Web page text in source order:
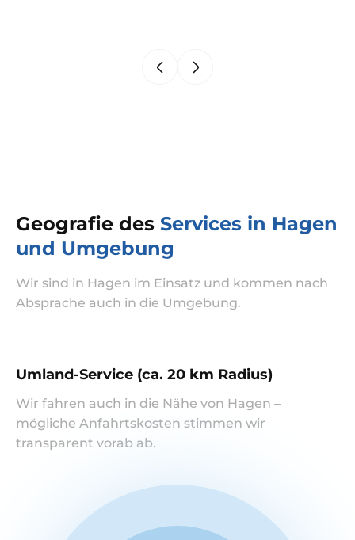
Geografie des Services in Hagen
und Umgebung
Wir sind in Hagen im Einsatz und kommen nach
Absprache auch in die Umgebung.
Umland-Service (ca. 20 km Radius)
Wir fahren auch in die Nähe von Hagen –
mögliche Anfahrtskosten stimmen wir
transparent vorab ab.